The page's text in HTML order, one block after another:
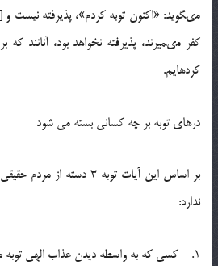
مى‏گوید: «اكنون توبه كردم»، پذیرفته نیست
كفر مى‏میرند، پذیرفته نخواهد بود، آنانند كه
كرده‏ایم.
درهای توبه بر چه کسانی بسته می شود
بر اساس این آیات توبه 3
ندارد:
1. کسی که به واسطه دیدن عذاب الهی توبه می کند.